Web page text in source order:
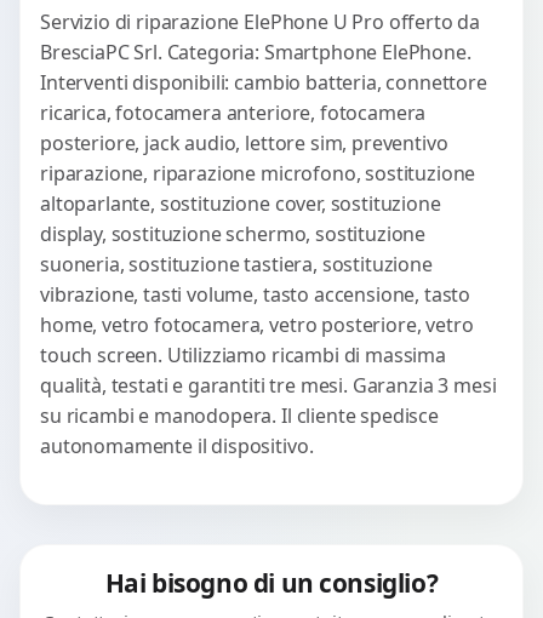
Servizio di riparazione ElePhone U Pro offerto da
BresciaPC Srl. Categoria: Smartphone ElePhone.
Interventi disponibili: cambio batteria, connettore
ricarica, fotocamera anteriore, fotocamera
posteriore, jack audio, lettore sim, preventivo
riparazione, riparazione microfono, sostituzione
altoparlante, sostituzione cover, sostituzione
display, sostituzione schermo, sostituzione
suoneria, sostituzione tastiera, sostituzione
vibrazione, tasti volume, tasto accensione, tasto
home, vetro fotocamera, vetro posteriore, vetro
touch screen. Utilizziamo ricambi di massima
qualità, testati e garantiti tre mesi. Garanzia 3 mesi
su ricambi e manodopera. Il cliente spedisce
autonomamente il dispositivo.
Hai bisogno di un consiglio?